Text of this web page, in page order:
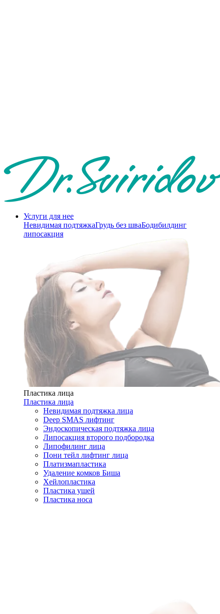
Услуги для нее
Невидимая подтяжкаГрудь без шваБодибилдинг
липосакция
Пластика лица
Пластика лица
Невидимая подтяжка лица
Deep SMAS лифтинг
Эндоскопическая подтяжка лица
Липосакция второго подбородка
Липофилинг лица
Пони тейл лифтинг лица
Платизмапластика
Удаление комков Биша
Хейлопластика
Пластика ушей
Пластика носа